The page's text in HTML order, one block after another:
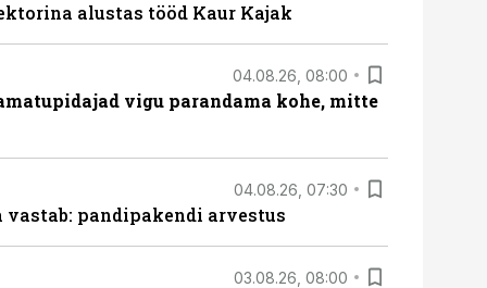
alustas tööd Kaur Kajak
04.08.26, 08:00
vigu parandama kohe, mitte
04.08.26, 07:30
vastab: pandipakendi arvestus
03.08.26, 08:00